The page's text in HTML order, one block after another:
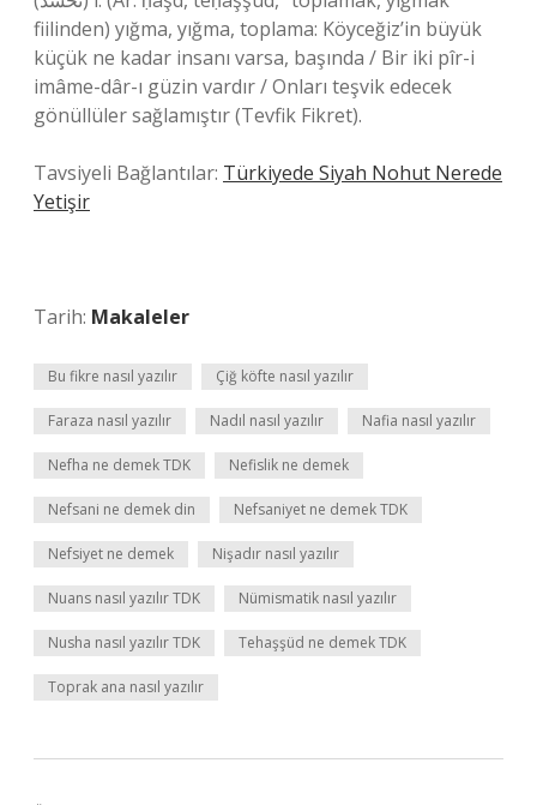
fiilinden) yığma, yığma, toplama: Köyceğiz’in büyük
küçük ne kadar insanı varsa, başında / Bir iki pîr-i
imâme-dâr-ı güzin vardır / Onları teşvik edecek
gönüllüler sağlamıştır (Tevfik Fikret).
Tavsiyeli Bağlantılar: Türkiyede Siyah Nohut Nerede
Yetişir
Tarih: Makaleler
Bu fikre nasıl yazılır Çiğ köfte nasıl yazılır
Faraza nasıl yazılır Nadıl nasıl yazılır Nafia nasıl yazılır
Nefha ne demek TDK Nefislik ne demek
Nefsani ne demek din Nefsaniyet ne demek TDK
Nefsiyet ne demek Nişadır nasıl yazılır
Nuans nasıl yazılır TDK Nümismatik nasıl yazılır
Nusha nasıl yazılır TDK Tehaşşüd ne demek TDK
Toprak ana nasıl yazılır